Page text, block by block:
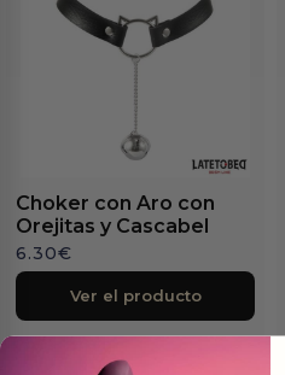
Choker con Aro con
Orejitas y Cascabel
6.30€
Ver el producto